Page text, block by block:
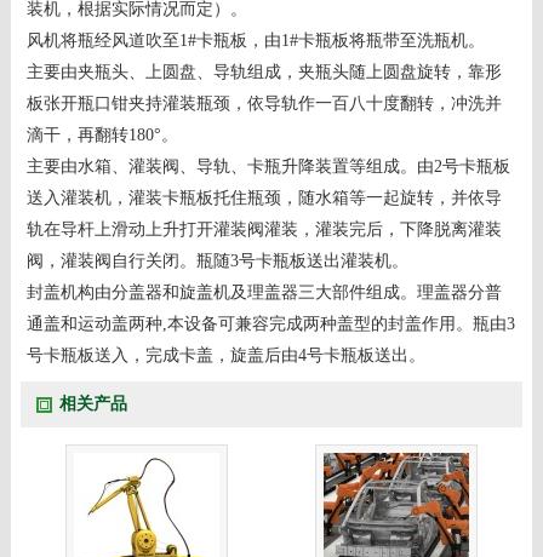
装机，根据实际情况而定）。
风机将瓶经风道吹至1#卡瓶板，由1#卡瓶板将瓶带至洗瓶机。
主要由夹瓶头、上圆盘、导轨组成，夹瓶头随上圆盘旋转，靠形
板张开瓶口钳夹持灌装瓶颈，依导轨作一百八十度翻转，冲洗并
滴干，再翻转180°。
主要由水箱、灌装阀、导轨、卡瓶升降装置等组成。由2号卡瓶板
送入灌装机，灌装卡瓶板托住瓶颈，随水箱等一起旋转，并依导
轨在导杆上滑动上升打开灌装阀灌装，灌装完后，下降脱离灌装
阀，灌装阀自行关闭。瓶随3号卡瓶板送出灌装机。
封盖机构由分盖器和旋盖机及理盖器三大部件组成。理盖器分普
通盖和运动盖两种,本设备可兼容完成两种盖型的封盖作用。瓶由3
号卡瓶板送入，完成卡盖，旋盖后由4号卡瓶板送出。
相关产品